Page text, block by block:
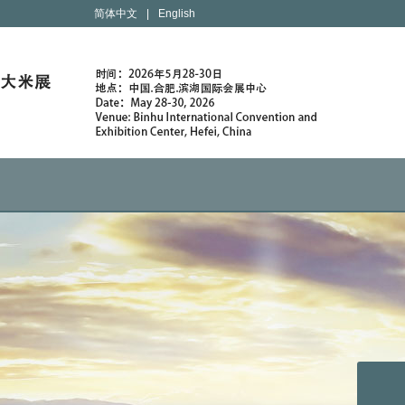
简体中文 English